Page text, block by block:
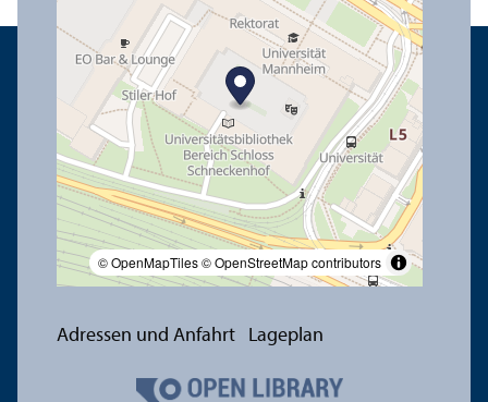
© OpenMapTiles© OpenStreetMap contributors
Adressen und Anfahrt Lageplan